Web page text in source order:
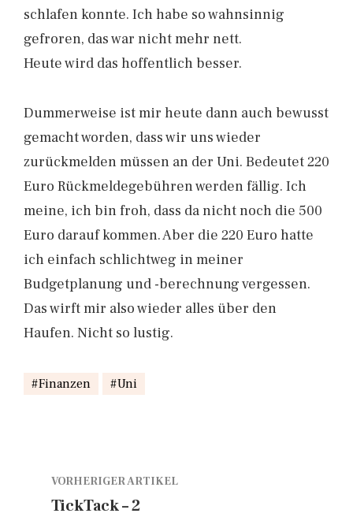
schlafen konnte. Ich habe so wahnsinnig
gefroren, das war nicht mehr nett.
Heute wird das hoffentlich besser.
Dummerweise ist mir heute dann auch bewusst
gemacht worden, dass wir uns wieder
zurückmelden müssen an der Uni. Bedeutet 220
Euro Rückmeldegebühren werden fällig. Ich
meine, ich bin froh, dass da nicht noch die 500
Euro darauf kommen. Aber die 220 Euro hatte
ich einfach schlichtweg in meiner
Budgetplanung und -berechnung vergessen.
Das wirft mir also wieder alles über den
Haufen. Nicht so lustig.
Finanzen Uni
VORHERIGER ARTIKEL
TickTack – 2